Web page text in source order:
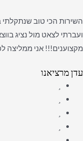
השירות הכי טוב
ועברתי לצאט מול נציג
מקצוענים!!! אני ממליצה
עדן מרציאנו